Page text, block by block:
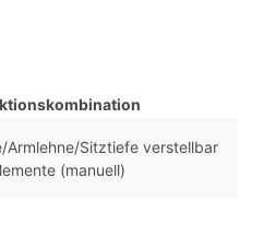
Armlehne/Sitztiefe verstellbar
(manuell)